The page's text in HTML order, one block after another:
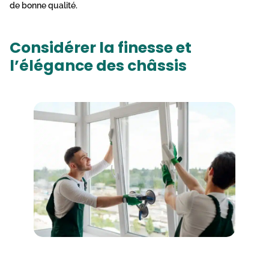
de bonne qualité.
Considérer la finesse et
l’élégance des châssis